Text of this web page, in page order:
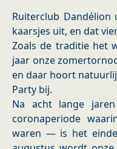
Ruiterclub
kaarsjes uit, en dat
Zoals de traditie het
jaar onze
en daar hoort
Party bij.
Na acht lange
coronaperiode
waren — is het